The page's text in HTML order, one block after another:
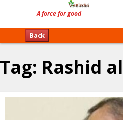
Back
Tag: Rashid